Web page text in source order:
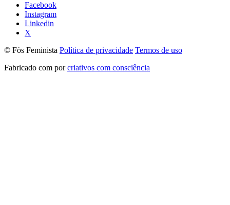
Facebook
Instagram
Linkedin
X
© Fòs Feminista Política de privacidade Termos de uso
Fabricado com porcriativos com consciência